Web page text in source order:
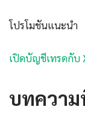
โปรโมชันแนะนำ
เปิดบัญชีเทรดกับ
บทความ